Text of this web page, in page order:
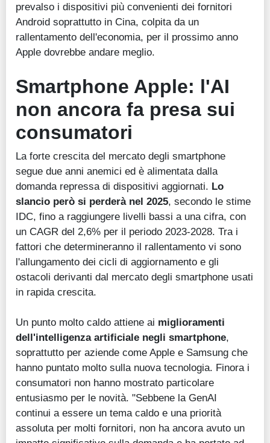
prevalso i dispositivi più convenienti dei fornitori
Android soprattutto in Cina, colpita da un
rallentamento dell'economia, per il prossimo anno
Apple dovrebbe andare meglio.
Smartphone Apple: l'AI
non ancora fa presa sui
consumatori
La forte crescita del mercato degli smartphone
segue due anni anemici ed è alimentata dalla
domanda repressa di dispositivi aggiornati. Lo
slancio però si perderà nel 2025, secondo le stime
IDC, fino a raggiungere livelli bassi a una cifra, con
un CAGR del 2,6% per il periodo 2023-2028. Tra i
fattori che determineranno il rallentamento vi sono
l'allungamento dei cicli di aggiornamento e gli
ostacoli derivanti dal mercato degli smartphone usati
in rapida crescita.
Un punto molto caldo attiene ai miglioramenti
dell'intelligenza artificiale negli smartphone,
soprattutto per aziende come Apple e Samsung che
hanno puntato molto sulla nuova tecnologia. Finora i
consumatori non hanno mostrato particolare
entusiasmo per le novità. "Sebbene la GenAI
continui a essere un tema caldo e una priorità
assoluta per molti fornitori, non ha ancora avuto un